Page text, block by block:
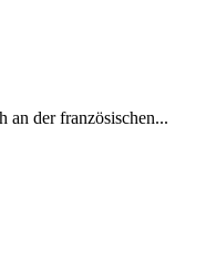
an der französischen...